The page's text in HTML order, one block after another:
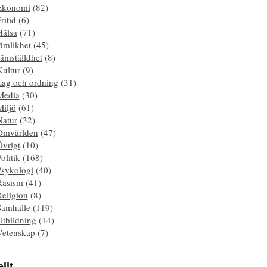
(82)
(6)
(71)
(45)
(8)
(9)
och ordning (31)
(30)
(61)
(32)
(47)
(10)
(168)
(40)
(41)
(8)
(119)
(14)
(7)